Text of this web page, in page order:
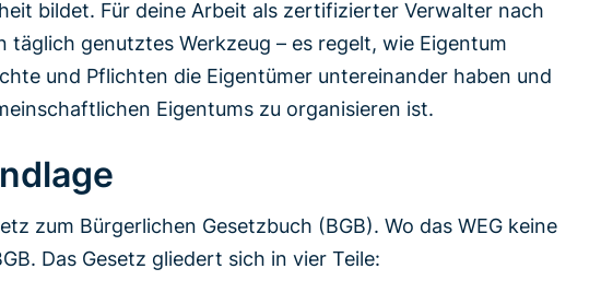
bildet. Für deine Arbeit als zertifizierter Verwalter nach
täglich genutztes Werkzeug – es regelt, wie Eigentum
und Pflichten die Eigentümer untereinander haben und
Eigentums zu organisieren ist.
zum Bürgerlichen Gesetzbuch (BGB). Wo das WEG keine
Das Gesetz gliedert sich in vier Teile: